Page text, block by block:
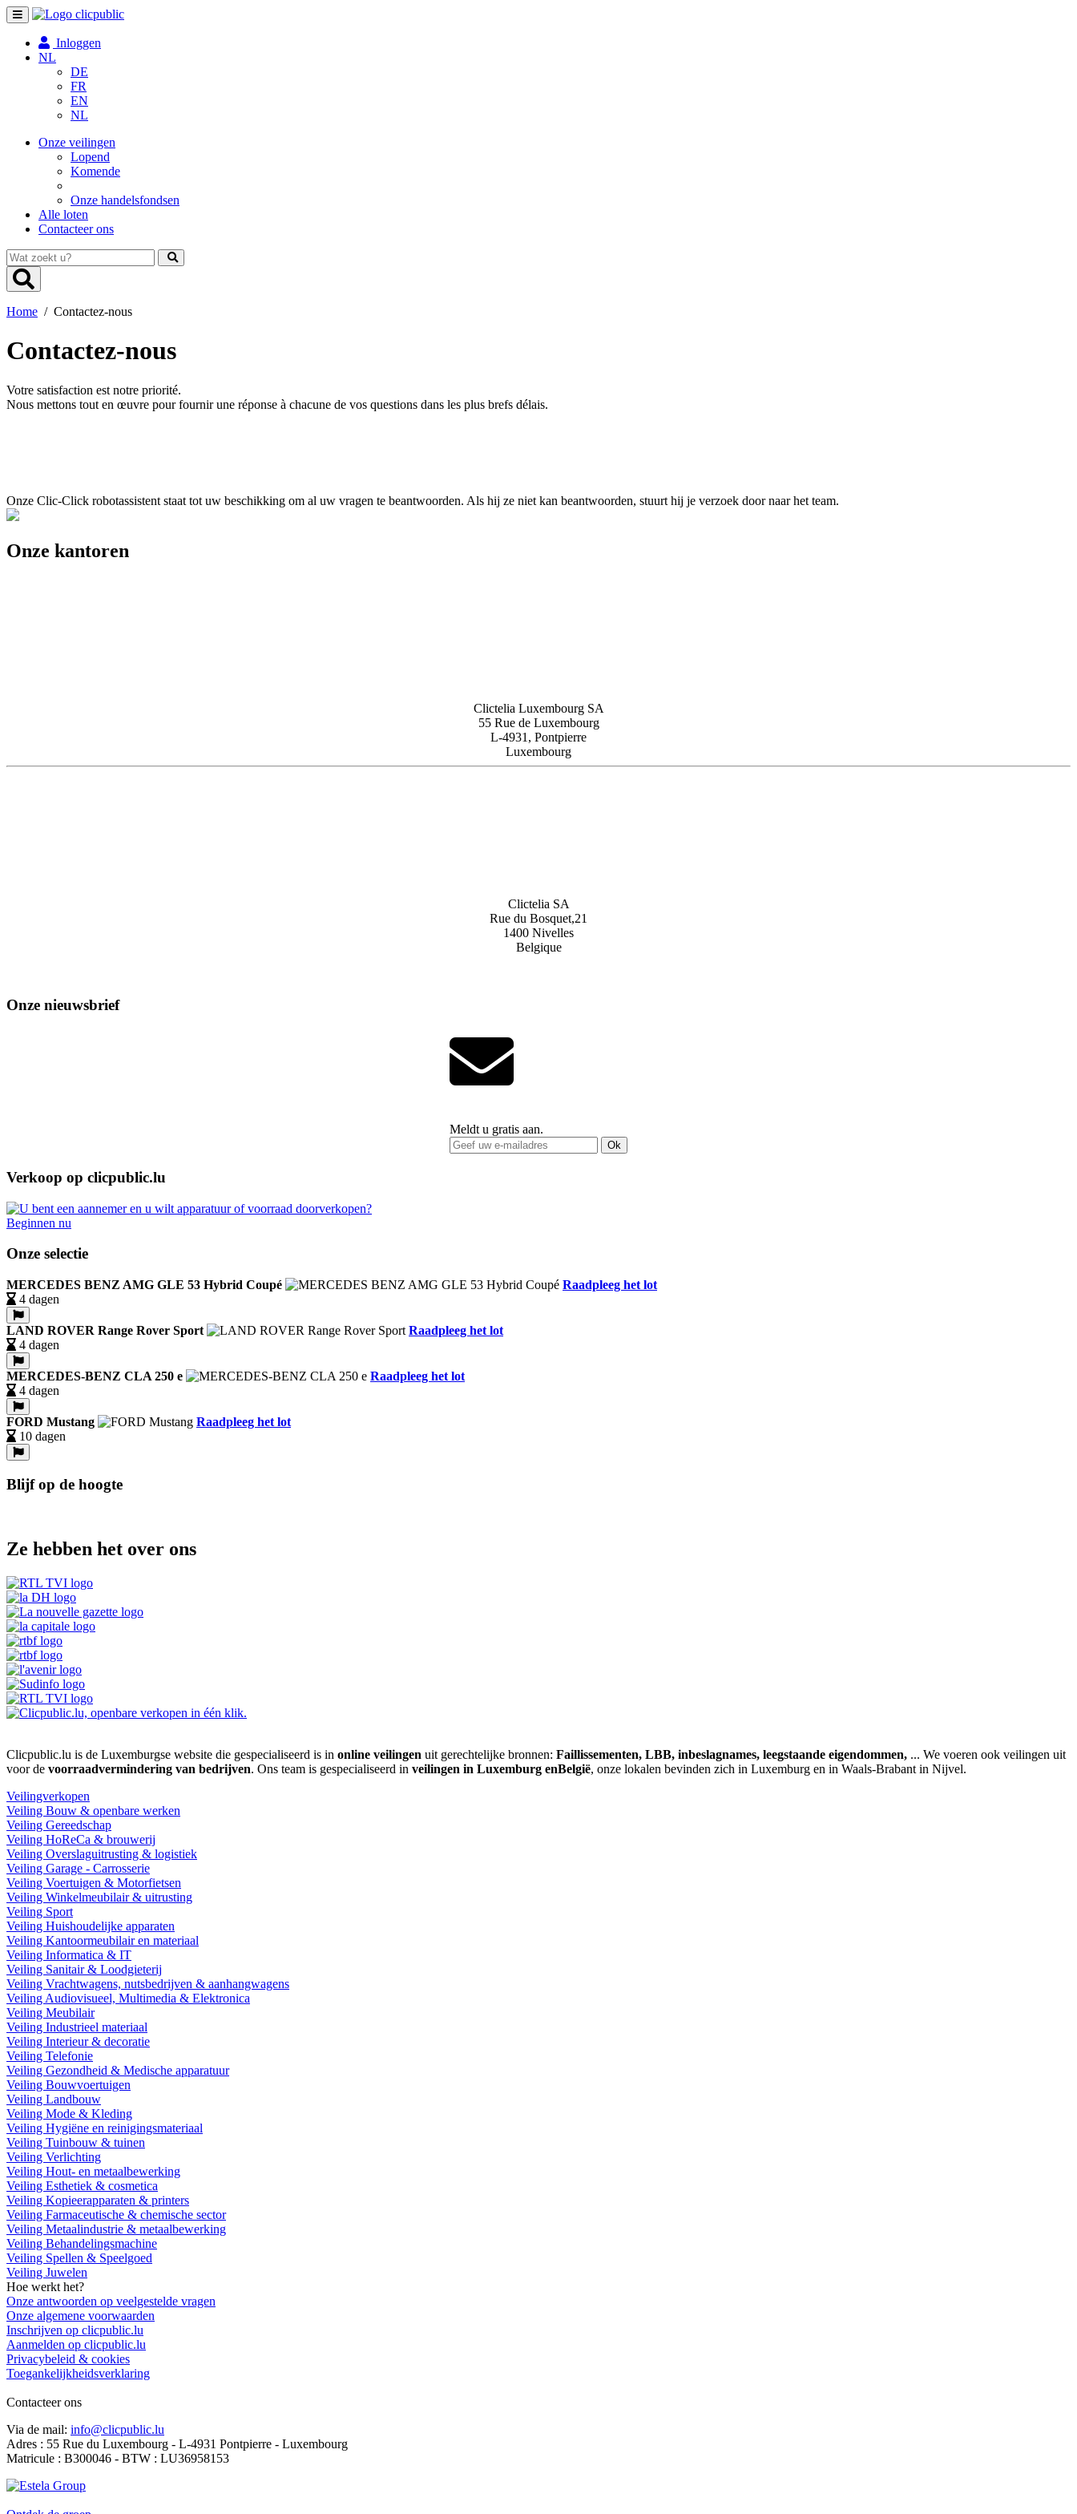
Toggle
navigation
Inloggen
NL
DE
FR
EN
NL
Onze veilingen
Lopend
Komende
Onze handelsfondsen
Alle loten
Contacteer ons
Wat
zoekt
u?
Home / Contactez-nous
Contactez-nous
Votre satisfaction est notre priorité.
Nous mettons tout en œuvre pour fournir une réponse à chacune de vos questions dans les plus brefs délais.
Onze Clic-Click robotassistent staat tot uw beschikking om al uw vragen te beantwoorden. Als hij ze niet kan beantwoorden, stuurt hij je verzoek door naar het team.
Onze kantoren
Clictelia Luxembourg SA
55 Rue de Luxembourg
L-4931, Pontpierre
Luxembourg
Clictelia SA
Rue du Bosquet,21
1400 Nivelles
Belgique
Onze nieuwsbrief
Meldt u gratis aan.
Ok
Verkoop op clicpublic.lu
Beginnen nu
Onze selectie
MERCEDES BENZ AMG GLE 53 Hybrid Coupé
Raadpleeg het lot
4 dagen
LAND ROVER Range Rover Sport
Raadpleeg het lot
4 dagen
MERCEDES-BENZ CLA 250 e
Raadpleeg het lot
4 dagen
FORD Mustang
Raadpleeg het lot
10 dagen
Blijf op de hoogte
Ze hebben het over ons
Clicpublic.lu is de Luxemburgse website die gespecialiseerd is in online veilingen uit gerechtelijke bronnen: Faillissementen, LBB, inbeslagnames, leegstaande eigendommen, ... We voeren ook veilingen uit
voor de voorraadvermindering van bedrijven. Ons team is gespecialiseerd in veilingen in Luxemburg enBelgië, onze lokalen bevinden zich in Luxemburg en in Waals-Brabant in Nijvel.
Veilingverkopen
Veiling Bouw & openbare werken
Veiling Gereedschap
Veiling HoReCa & brouwerij
Veiling Overslaguitrusting & logistiek
Veiling Garage - Carrosserie
Veiling Voertuigen & Motorfietsen
Veiling Winkelmeubilair & uitrusting
Veiling Sport
Veiling Huishoudelijke apparaten
Veiling Kantoormeubilair en materiaal
Veiling Informatica & IT
Veiling Sanitair & Loodgieterij
Veiling Vrachtwagens, nutsbedrijven & aanhangwagens
Veiling Audiovisueel, Multimedia & Elektronica
Veiling Meubilair
Veiling Industrieel materiaal
Veiling Interieur & decoratie
Veiling Telefonie
Veiling Gezondheid & Medische apparatuur
Veiling Bouwvoertuigen
Veiling Landbouw
Veiling Mode & Kleding
Veiling Hygiëne en reinigingsmateriaal
Veiling Tuinbouw & tuinen
Veiling Verlichting
Veiling Hout- en metaalbewerking
Veiling Esthetiek & cosmetica
Veiling Kopieerapparaten & printers
Veiling Farmaceutische & chemische sector
Veiling Metaalindustrie & metaalbewerking
Veiling Behandelingsmachine
Veiling Spellen & Speelgoed
Veiling Juwelen
Hoe werkt het?
Onze antwoorden op veelgestelde vragen
Onze algemene voorwaarden
Inschrijven op clicpublic.lu
Aanmelden op clicpublic.lu
Privacybeleid & cookies
Toegankelijkheidsverklaring
Contacteer ons
Via de mail: info@clicpublic.lu
Adres : 55 Rue du Luxembourg - L-4931 Pontpierre - Luxembourg
Matricule : B300046 - BTW : LU36958153